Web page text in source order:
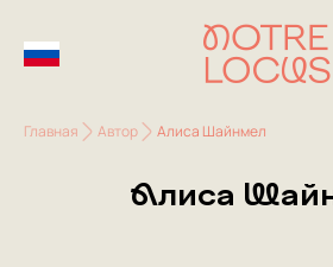
Главная Автор Алиса Шайнмел
Алиса